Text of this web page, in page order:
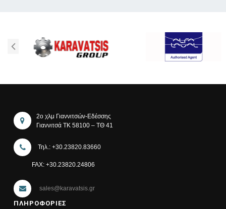
2ο χλμ Γιαννιτσών-Εδέσσης
Γιαννιτσά ΤΚ 58100 – ΤΘ 41
Τηλ.: +30.23820.83660
FAX: +30.23820.24806
sales@karavatsis.gr
ΠΛΗΡΟΦΟΡΙΕΣ